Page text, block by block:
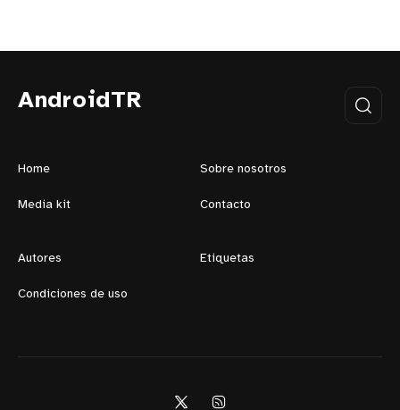
AndroidTR
Home Sobre nosotros
Media kit Contacto
Autores Etiquetas
Condiciones de uso